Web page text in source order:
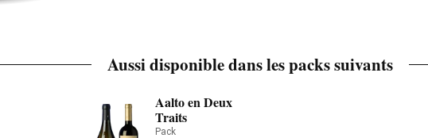
Aussi disponible dans les packs suivants
Aalto en Deux
Traits
Pack